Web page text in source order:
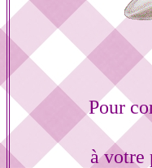
Pour
à votre